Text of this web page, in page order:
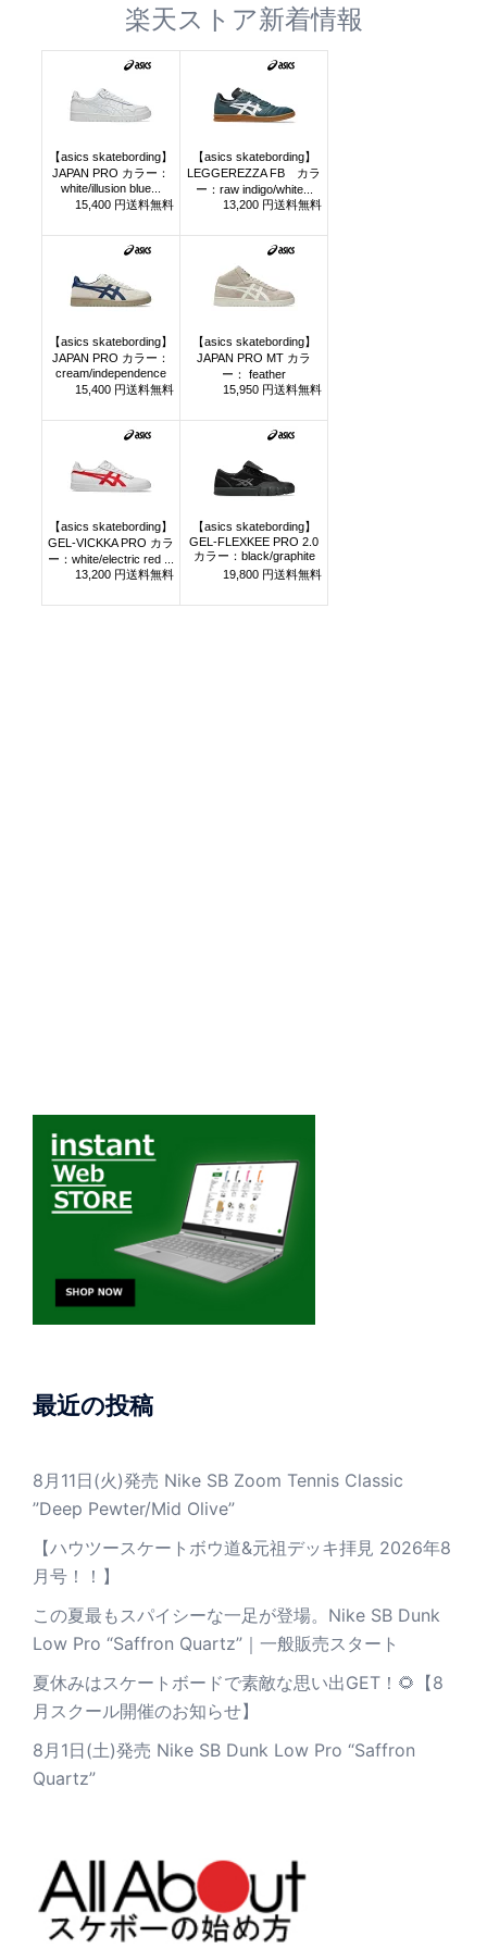
楽天ストア新着情報
最近の投稿
8月11日(火)発売 Nike SB Zoom Tennis Classic
”Deep Pewter/Mid Olive”
【ハウツースケートボウ道&元祖デッキ拝見 2026年8
月号！！】
この夏最もスパイシーな一足が登場。Nike SB Dunk
Low Pro “Saffron Quartz”｜一般販売スタート
夏休みはスケートボードで素敵な思い出GET！🌻【8
月スクール開催のお知らせ】
8月1日(土)発売 Nike SB Dunk Low Pro “Saffron
Quartz”